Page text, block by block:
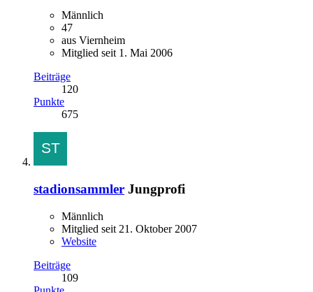
Männlich
47
aus Viernheim
Mitglied seit 1. Mai 2006
Beiträge
120
Punkte
675
stadionsammler Jungprofi
Männlich
Mitglied seit 21. Oktober 2007
Website
Beiträge
109